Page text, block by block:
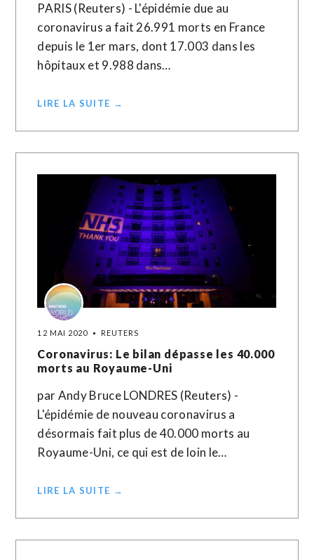
PARIS (Reuters) - L'épidémie due au
coronavirus a fait 26.991 morts en France
depuis le 1er mars, dont 17.003 dans les
hôpitaux et 9.988 dans…
LIRE LA SUITE →
12 MAI 2020 REUTERS
Coronavirus: Le bilan dépasse les 40.000
morts au Royaume-Uni
par Andy Bruce LONDRES (Reuters) -
L'épidémie de nouveau coronavirus a
désormais fait plus de 40.000 morts au
Royaume-Uni, ce qui est de loin le…
LIRE LA SUITE →